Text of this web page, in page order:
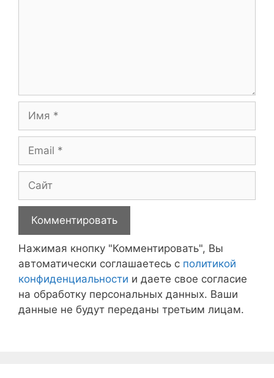
Имя
Email
Сайт
Нажимая кнопку "Комментировать", Вы
автоматически соглашаетесь с политикой
конфиденциальности и даете свое согласие
на обработку персональных данных. Ваши
данные не будут переданы третьим лицам.